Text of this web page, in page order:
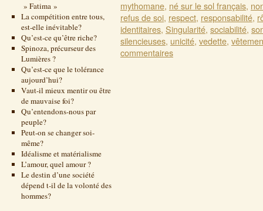
» Fatima »
La compétition entre tous,
est-elle inévitable?
Qu’est-ce qu’être riche?
Spinoza, précurseur des
Lumières ?
Qu’est-ce que le tolérance
aujourd’hui?
Vaut-il mieux mentir ou être
de mauvaise foi?
Qu’entendons-nous par
peuple?
Peut-on se changer soi-
même?
Idéalisme et matérialisme
L’amour, quel amour ?
Le destin d’une société
dépend t-il de la volonté des
hommes?
mythomane, né sur le sol français,
refus de soi, respect, responsabilité,
identitaires, Singularité, sociabilité,
silencieuses, unicité, vedette,
commentaires